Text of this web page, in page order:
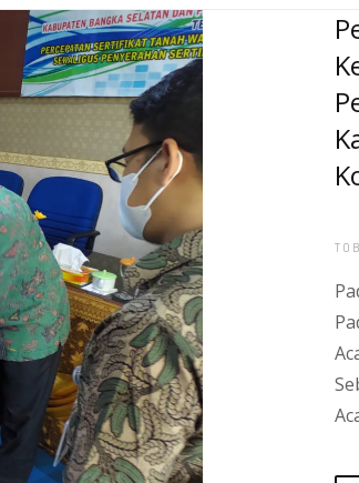
Pada sambutannya, Kepala Kantor Pertanahan Kota Binjai
Acara penandatanganan kerjasama
Sebagai implementasi
Acara sosialisasi yang dikemas dalam bentuk